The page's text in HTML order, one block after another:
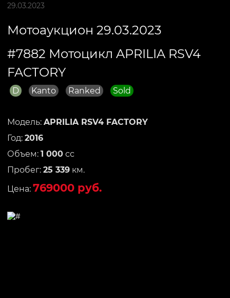
29.03.2023
Мотоаукцион 29.03.2023
#7882 Мотоцикл APRILIA RSV4
FACTORY
D Kanto Ranked Sold
Модель: APRILIA RSV4 FACTORY
Год: 2016
Объем: 1 000 сс
Пробег: 25 339 км.
Цена: 769000 руб.